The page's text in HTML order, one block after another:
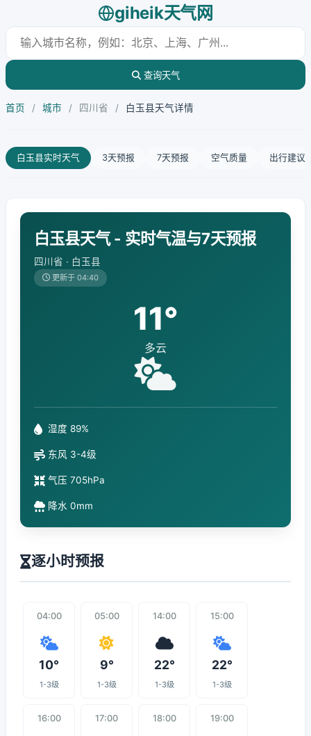
giheik天气网
查询天气
首页 / 城市 / 四川省 / 白玉县天气详情
白玉县实时天气 3天预报 7天预报 空气质量 出行建议
白玉县天气 - 实时气温与7天预报
四川省 · 白玉县
更新于 04:40
11°
多云
湿度 89%
东风 3-4级
气压 705hPa
降水 0mm
逐小时预报
04:00
10°
1-3级
05:00
9°
1-3级
14:00
22°
1-3级
15:00
22°
1-3级
16:00 17:00 18:00 19:00